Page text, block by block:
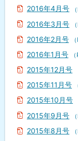
2016年4月号
2016年3月号
2016年2月号
2016年1月号
2015年12月号
2015年11月号
2015年10月号
2015年9月号
2015年8月号